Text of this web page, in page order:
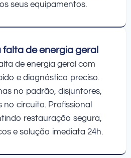
seus equipamentos.
de energia geral
de energia geral com
e diagnóstico preciso.
no padrão, disjuntores,
circuito. Profissional
restauração segura,
e solução imediata 24h.